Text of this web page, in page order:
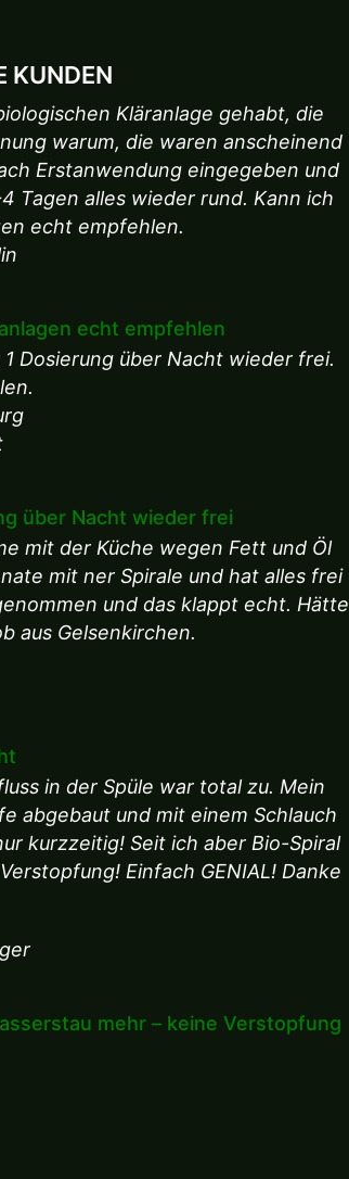
KUNDEN
Kläranlage gehabt, die
warum, die waren anscheinend
Erstanwendung eingegeben und
Tagen alles wieder rund. Kann ich
echt empfehlen.
echt empfehlen
Dosierung über Nacht wieder frei.
über Nacht wieder frei
mit der Küche wegen Fett und Öl
mit ner Spirale und hat alles frei
und das klappt echt. Hätte
aus Gelsenkirchen.
in der Spüle war total zu. Mein
abgebaut und mit einem Schlauch
kurzzeitig! Seit ich aber Bio-Spiral
Einfach GENIAL! Danke
mehr – keine Verstopfung